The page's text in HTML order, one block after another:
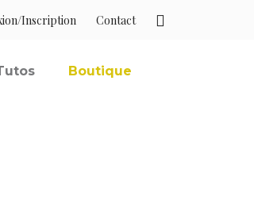
Inscription Contact
Boutique